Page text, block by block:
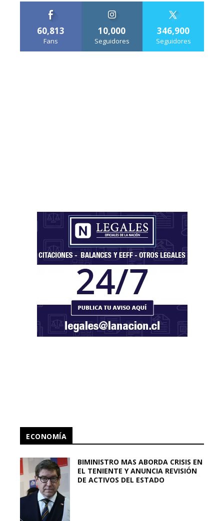
60,813
Fans
10,000
Seguidores
346,900
Seguidores
ECONOMÍA
BIMINISTRO MAS ABORDA CRISIS EN
EL TENIENTE Y ANUNCIA REVISIÓN
DE ACTIVOS DEL ESTADO